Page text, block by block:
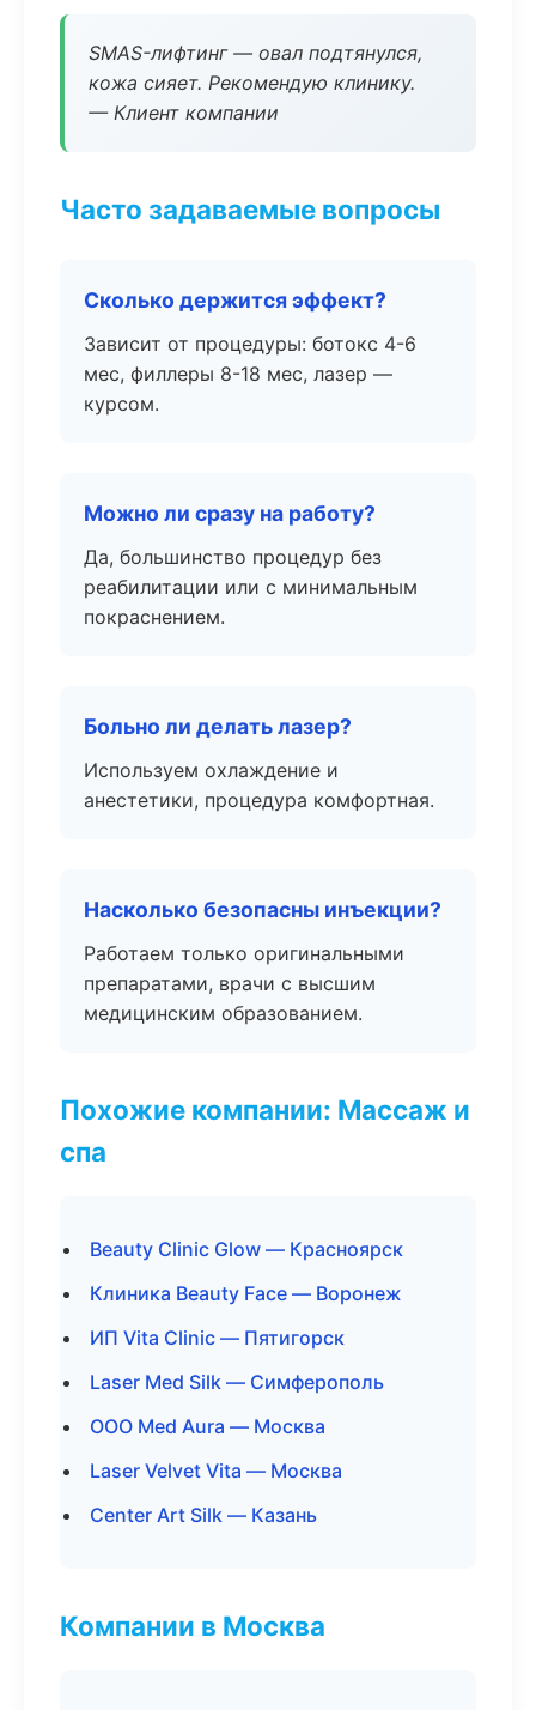
SMAS-лифтинг — овал подтянулся,
кожа сияет. Рекомендую клинику.
— Клиент компании
Часто задаваемые вопросы
Сколько держится эффект?
Зависит от процедуры: ботокс 4-6
мес, филлеры 8-18 мес, лазер —
курсом.
Можно ли сразу на работу?
Да, большинство процедур без
реабилитации или с минимальным
покраснением.
Больно ли делать лазер?
Используем охлаждение и
анестетики, процедура комфортная.
Насколько безопасны инъекции?
Работаем только оригинальными
препаратами, врачи с высшим
медицинским образованием.
Похожие компании: Массаж и
спа
Beauty Clinic Glow — Красноярск
Клиника Beauty Face — Воронеж
ИП Vita Clinic — Пятигорск
Laser Med Silk — Симферополь
ООО Med Aura — Москва
Laser Velvet Vita — Москва
Center Art Silk — Казань
Компании в Москва